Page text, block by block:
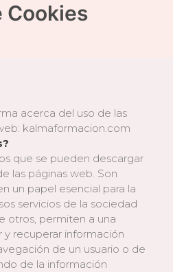
Cookies
acerca del uso de las
kalmaformacion.com
que se pueden descargar
las páginas web. Son
un papel esencial para la
servicios de la sociedad
otros, permiten a una
recuperar información
de un usuario o de
de la información